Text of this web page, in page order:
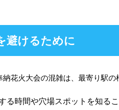
避けるために
花火大会の混雑は、最寄り駅の
る時間や穴場スポットを知る